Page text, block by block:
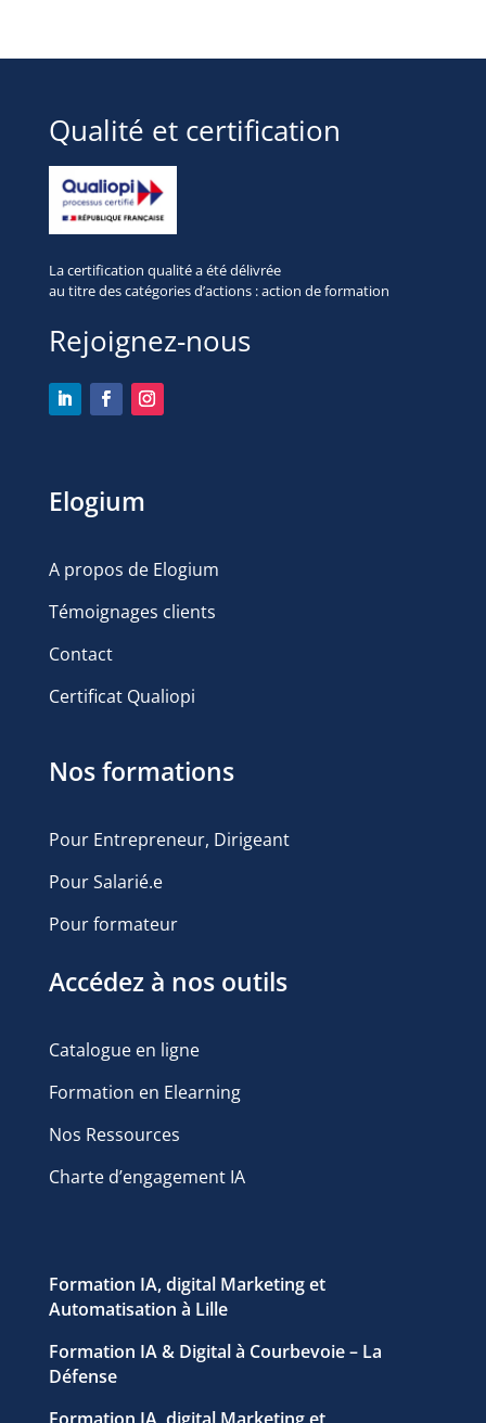
Qualité et certification
La certification qualité a été délivrée
au titre descatégories d’actions : action de formation
Rejoignez-nous
Elogium
A propos de Elogium
Témoignages clients
Contact
Certificat Qualiopi
Nos formations
Pour Entrepreneur, Dirigeant
Pour Salarié.e
Pour formateur
Accédez à nos outils
Catalogue en ligne
Formation en Elearning
Nos Ressources
Charte d’engagement IA
Formation IA, digital Marketing et
Automatisation à Lille
Formation IA & Digital à Courbevoie – La
Défense